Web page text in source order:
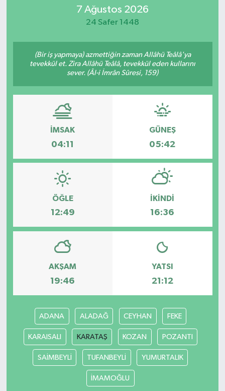
7 Ağustos 2026
24 Safer 1448
(Bir iş yapmaya) azmettiğin zaman Allâhü Teâlâ'ya
tevekkül et. Zira Allâhü Teâlâ, tevekkül eden kullarını
sever. (Âl-i İmrân Sûresi, 159)
İMSAK
04:11
GÜNEŞ
05:42
ÖĞLE
12:49
İKINDI
16:36
AKŞAM
19:46
YATSI
21:12
ADANA ALADAĞ CEYHAN FEKE
KARAISALI KARATAŞ KOZAN POZANTI
SAİMBEYLİ TUFANBEYLİ YUMURTALIK
İMAMOĞLU